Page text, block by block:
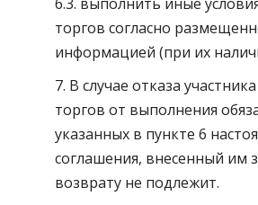
торгов согласно
информацией (при их
7. В случае отказа
торгов от выполнения
указанных в пункте 6
соглашения, внесенный им
возврату не подлежит.